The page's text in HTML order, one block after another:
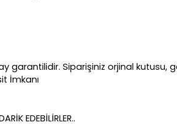
garantilidir. Siparişiniz orjinal
İmkanı
EDEBİLİRLER..